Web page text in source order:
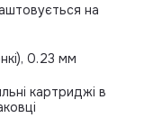
на
0.23 мм
картриджі в